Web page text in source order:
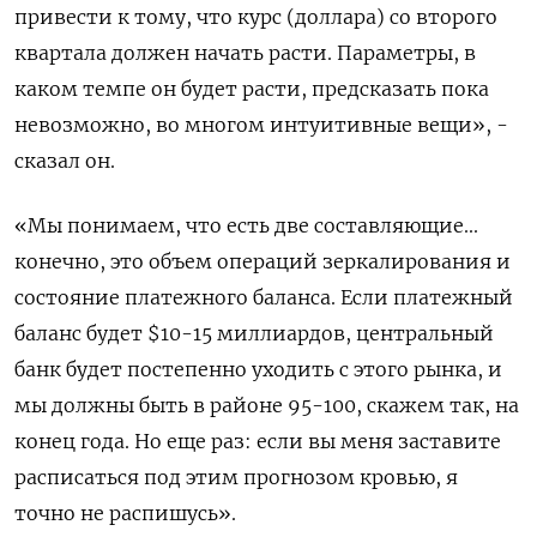
⁠привести к тому, что курс (доллара) со второго
квартала должен начать расти. Параметры, в
каком темпе он будет расти, предсказать пока
невозможно, во многом интуитивные ‌вещи», -
сказал он.
«Мы понимаем, что есть две составляющие...
конечно, это объем операций зеркалирования и
состояние платежного ‌баланса. Если платежный
баланс будет $10-15 миллиардов, центральный
банк будет постепенно уходить с этого рынка, и
мы должны быть ​в районе 95-100, скажем так, на
конец года. Но еще раз: если вы меня ‌заставите
расписаться под этим прогнозом кровью, я
точно не распишусь».